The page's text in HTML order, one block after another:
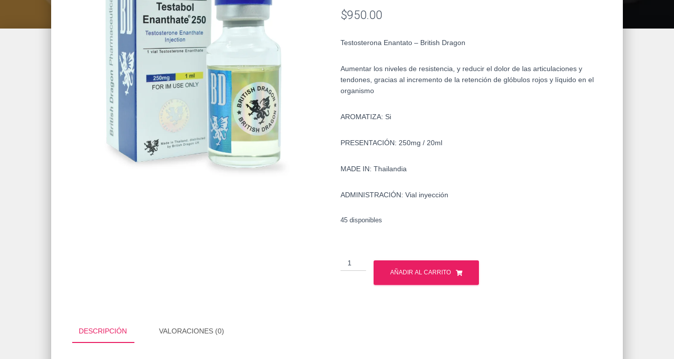
$950.00
Testosterona Enantato – British Dragon
Aumentar los niveles de resistencia, y reducir el dolor de las articulaciones y
tendones, gracias al incremento de la retención de glóbulos rojos y líquido en el
organismo
AROMATIZA: Si
PRESENTACIÓN: 250mg / 20ml
MADE IN: Thailandia
ADMINISTRACIÓN: Vial inyección
45 disponibles
Testosterona
Enantato
AÑADIR AL CARRITO
DESCRIPCIÓN VALORACIONES (0)